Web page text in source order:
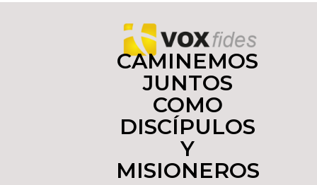
CAMINEMOS
JUNTOS
COMO
DISCÍPULOS
Y
MISIONEROS